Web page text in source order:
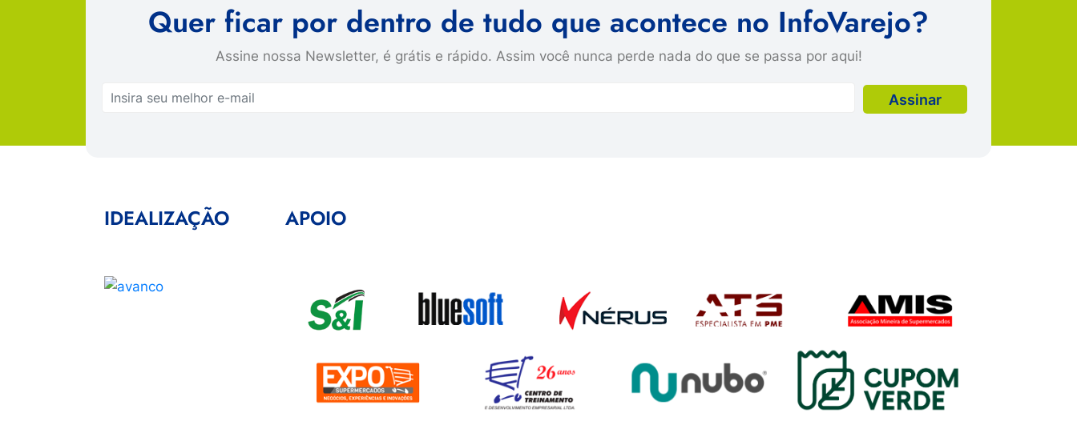
Quer ficar por dentro de tudo que acontece no InfoVarejo?
Assine nossa Newsletter, é grátis e rápido. Assim você nunca perde nada do que se passa por aqui!
IDEALIZAÇÃO APOIO